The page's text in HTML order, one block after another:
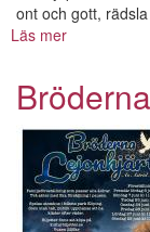
ont och gott,
Läs mer